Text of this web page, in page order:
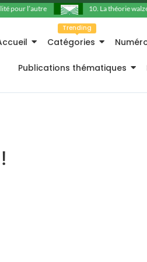
pour l’autre 10. La théorie
Catégories
Trending
Publications thématiques